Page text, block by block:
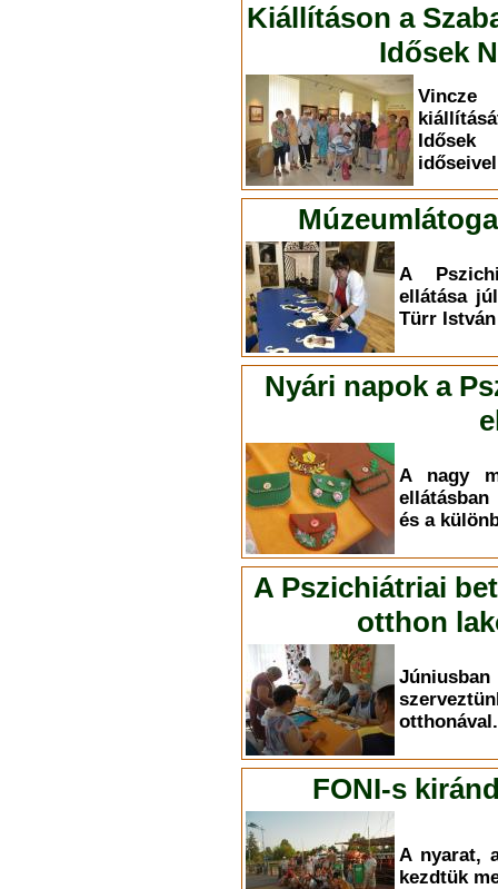
Kiállításon a
Idősek
Vincze
A
ellátása
Türr
Nyári napok a
A nagy
és a
A Pszichiátriai
otthon
otthonával.
FONI-s
A nyarat,
kezdtük